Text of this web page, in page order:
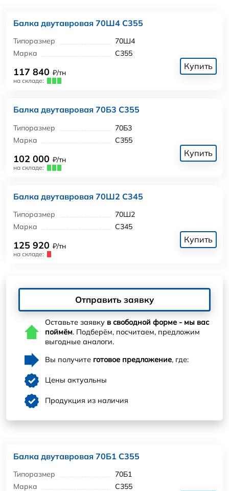
Балка двутавровая 70Ш4 С355
Типоразмер
70Ш4
Марка
С355
117 840 ₽/тн
на складе:
Купить
Балка двутавровая 70Б3 С355
Типоразмер
70Б3
Марка
С355
102 000 ₽/тн
на складе:
Купить
Балка двутавровая 70Ш2 С345
Типоразмер
70Ш2
Марка
С345
125 920 ₽/тн
на складе:
Купить
Отправить заявку
Оставьте заявку в свободной форме - мы вас
поймём. Подберём, посчитаем, предложим
выгодные аналоги.
Вы получите готовое предложение, где:
Цены актуальны
Продукция из наличия
Балка двутавровая 70Б1 С355
Типоразмер
70Б1
Марка
С355